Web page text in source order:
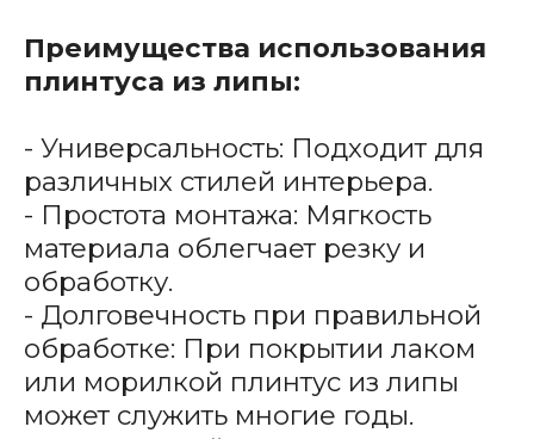
Преимущества использования
плинтуса из липы:
- Универсальность: Подходит для
различных стилей интерьера.
- Простота монтажа: Мягкость
материала облегчает резку и
обработку.
- Долговечность при правильной
обработке: При покрытии лаком
или морилкой плинтус из липы
может служить многие годы.